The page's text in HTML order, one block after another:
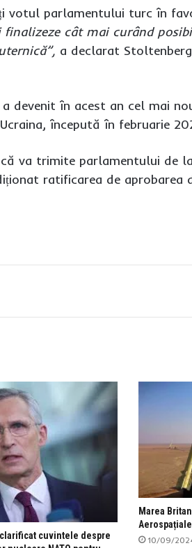
parlamentului turc în
finalizeze cât mai curând
a declarat
devenit în acest an cel mai
începută în februarie
va trimite parlamentului de
ratificarea de aprobarea
cuvintele despre
Marea
10/09/